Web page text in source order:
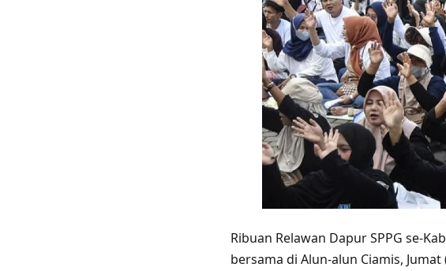
Ribuan Relawan Dapur SPPG se-
bersama di Alun-alun Ciamis,